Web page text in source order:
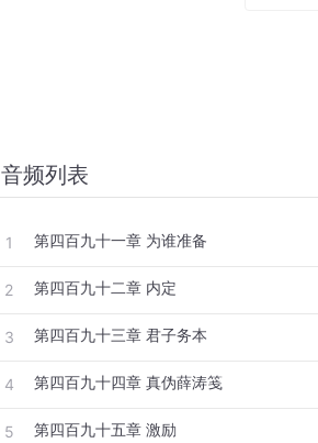
音频列表
1 第四百九十一章 为谁准备
2 第四百九十二章 内定
3 第四百九十三章 君子务本
4 第四百九十四章 真伪薛涛笺
5 第四百九十五章 激励